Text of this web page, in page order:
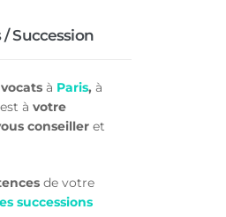
Succession
à Paris, à
est àvotre
conseiller et
de votre
successions